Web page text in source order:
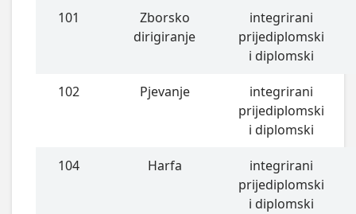
101
Zborsko
dirigiranje
integrirani
prijediplomski
i diplomski
102 Pjevanje
integrirani
prijediplomski
i diplomski
104 Harfa
integrirani
prijediplomski
i diplomski